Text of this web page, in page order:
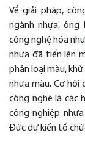
Về giải pháp,
ngành nhựa, ông
công nghệ hóa
nhựa đã tiến lên
phân loại màu,
nhựa màu. Cơ hội
công nghệ là các
công nghiệp
Đức dự kiến tổ